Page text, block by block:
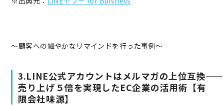
〜顧客への細やかなリマインドを行った事例〜
3.LINE公式アカウントはメルマガの上位互換――
売り上げ５倍を実現したEC企業の活用術【有
限会社味源】